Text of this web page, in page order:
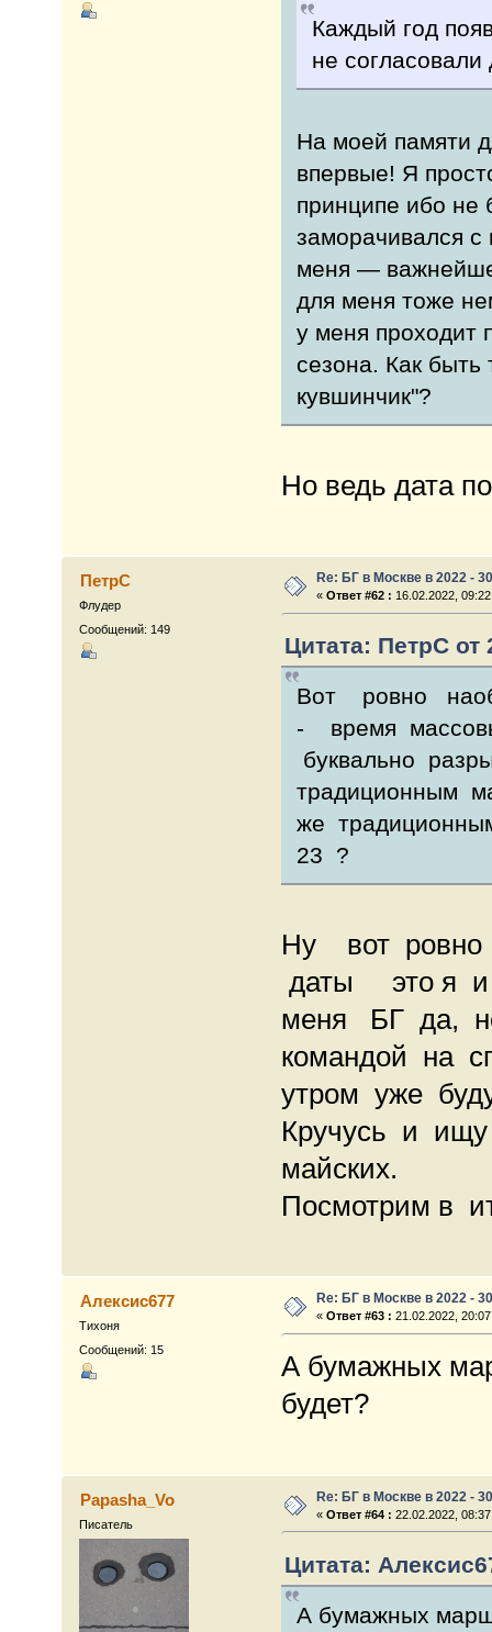
Каждый год
не согласовали
На моей памяти
впервые! Я
принципе ибо не
заморачивался
меня —
для меня тоже
у меня проходит
сезона. Как быть
кувшинчик"?
Но ведь дата
ПетрС
Флудер
Сообщений: 149
Re: БГ в Москве в 2022 -
«Ответ #62 : 16.02.2022,
Цитата: ПетрС от
Вот ровно
- время
буквально
традиционным
же
23 ?
Ну вот ровно
даты это я и
меня БГ да,
командой на
утром уже
Кручусь и
майских.
Посмотрим в
Алексис677
Тихоня
Сообщений: 15
Re: БГ в Москве в 2022 -
«Ответ #63 : 21.02.2022,
А бумажных
будет?
Papasha_Vo
Писатель
Re: БГ в Москве в 2022 -
«Ответ #64 : 22.02.2022,
Цитата:
А бумажных